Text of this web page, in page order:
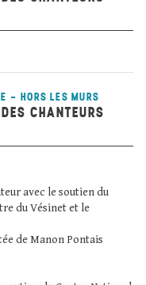
- HORS LES MURS
CHANTEURS
avec le soutien du
du Vésinet et le
de Manon Pontais